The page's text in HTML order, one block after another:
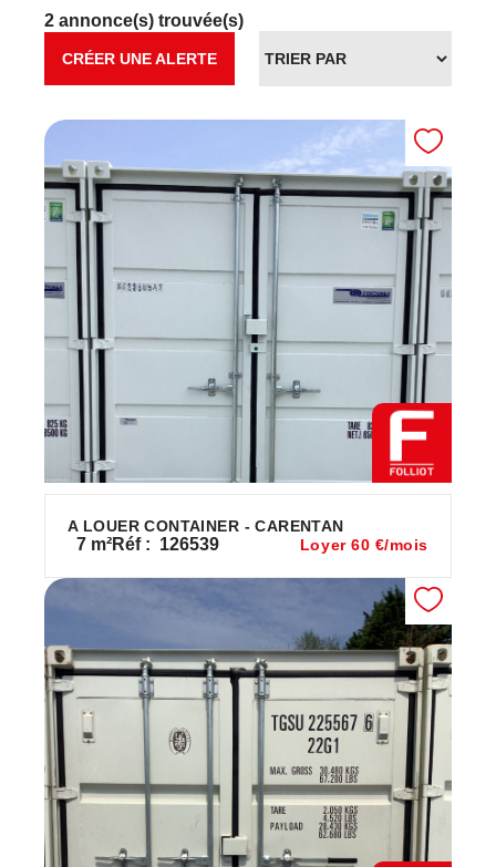
2 annonce(s) trouvée(s)
CRÉER UNE ALERTE
A LOUER CONTAINER - CARENTAN
7 m²Réf : 126539 Loyer 60 €/mois